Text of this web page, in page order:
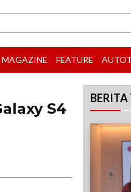
MAGAZINE FEATURE
S4
BERITA